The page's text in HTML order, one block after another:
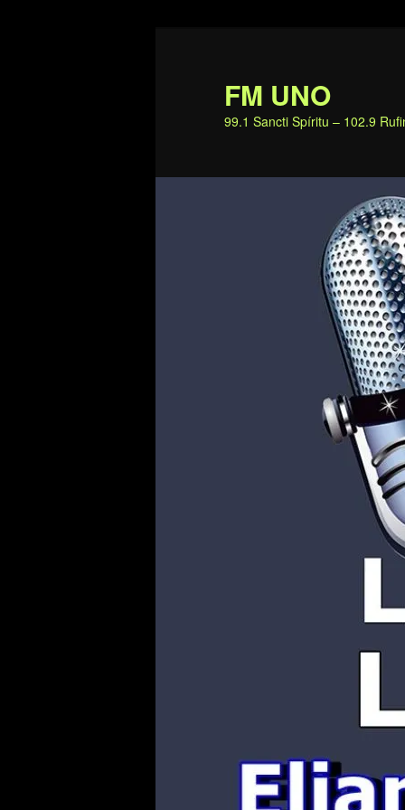
FM UNO
99.1 Sancti Spíritu – 102.9